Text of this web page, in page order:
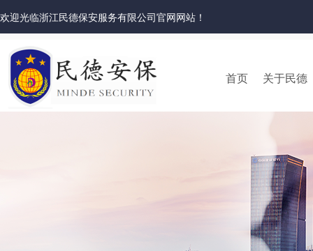
欢迎光临浙江民德保安服务有限公司官网网站！
首页 关于民德